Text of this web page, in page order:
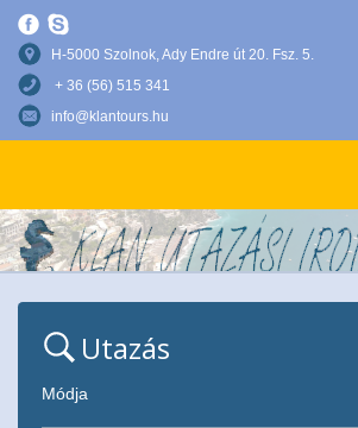
H-5000 Szolnok, Ady Endre út 20. Fsz. 5.
+ 36 (56) 515 341
info@klantours.hu
Utazás
Módja